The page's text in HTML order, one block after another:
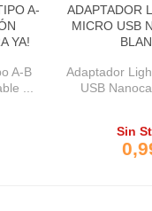
A-
YA!
A-B
...
ADAPTADOR
MICRO USB
Adaptador
USB
Sin